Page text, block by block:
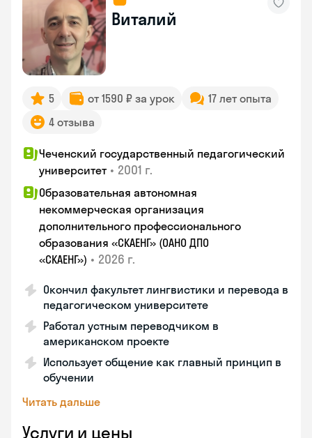
Виталий
5 от 1590 ₽ за урок
17 лет опыта
4 отзыва
Чеченский государственный педагогический
университет • 2001 г.
Образовательная автономная
некоммерческая организация
дополнительного профессионального
образования «СКАЕНГ» (ОАНО ДПО
«СКАЕНГ») • 2026 г.
Окончил факультет лингвистики и перевода в
педагогическом университете
Работал устным переводчиком в
американском проекте
Использует общение как главный принцип в
обучении
Читать дальше
Услуги и цены